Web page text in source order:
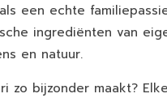
een echte
ingrediënten van
en natuur.
zo bijzonder maakt?